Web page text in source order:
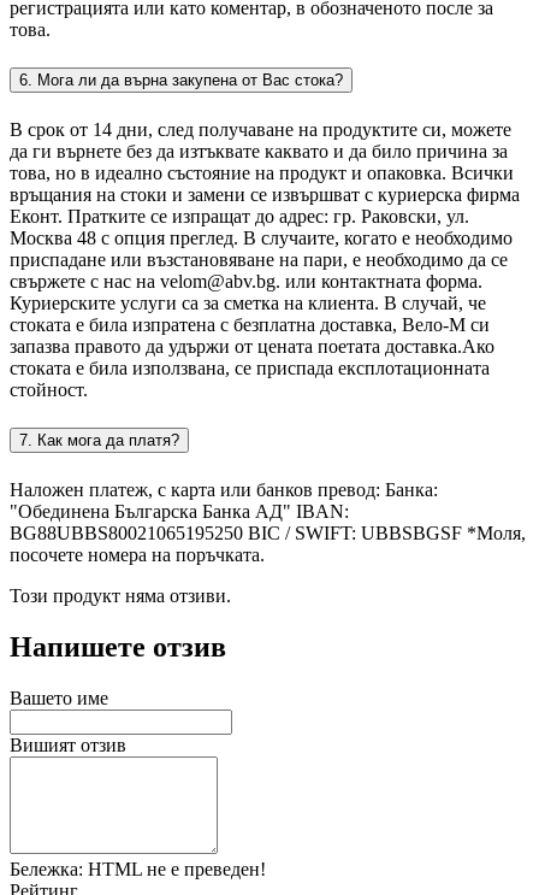
регистрацията или като коментар, в обозначеното после за
това.
6. Мога ли да върна закупена от Вас стока?
В срок от 14 дни, след получаване на продуктите си, можете
да ги върнете без да изтъквате каквато и да било причина за
това, но в идеално състояние на продукт и опаковка. Всички
връщания на стоки и замени се извършват с куриерска фирма
Еконт. Пратките се изпращат до адрес: гр. Раковски, ул.
Москва 48 с опция преглед. В случаите, когато е необходимо
приспадане или възстановяване на пари, е необходимо да се
свържете с нас на velom@abv.bg. или контактната форма.
Куриерските услуги са за сметка на клиента. В случай, че
стоката е била изпратена с безплатна доставка, Вело-М си
запазва правото да удържи от цената поетата доставка.Ако
стоката е била използвана, се приспада експлотационната
стойност.
7. Как мога да платя?
Наложен платеж, с карта или банков превод: Банка:
"Обединена Българска Банка АД" IBAN:
BG88UBBS80021065195250 BIC / SWIFT: UBBSBGSF *Моля,
посочете номера на поръчката.
Този продукт няма отзиви.
Напишете отзив
Вашето име
Вишият отзив
Бележка: HTML не е преведен!
Рейтинг